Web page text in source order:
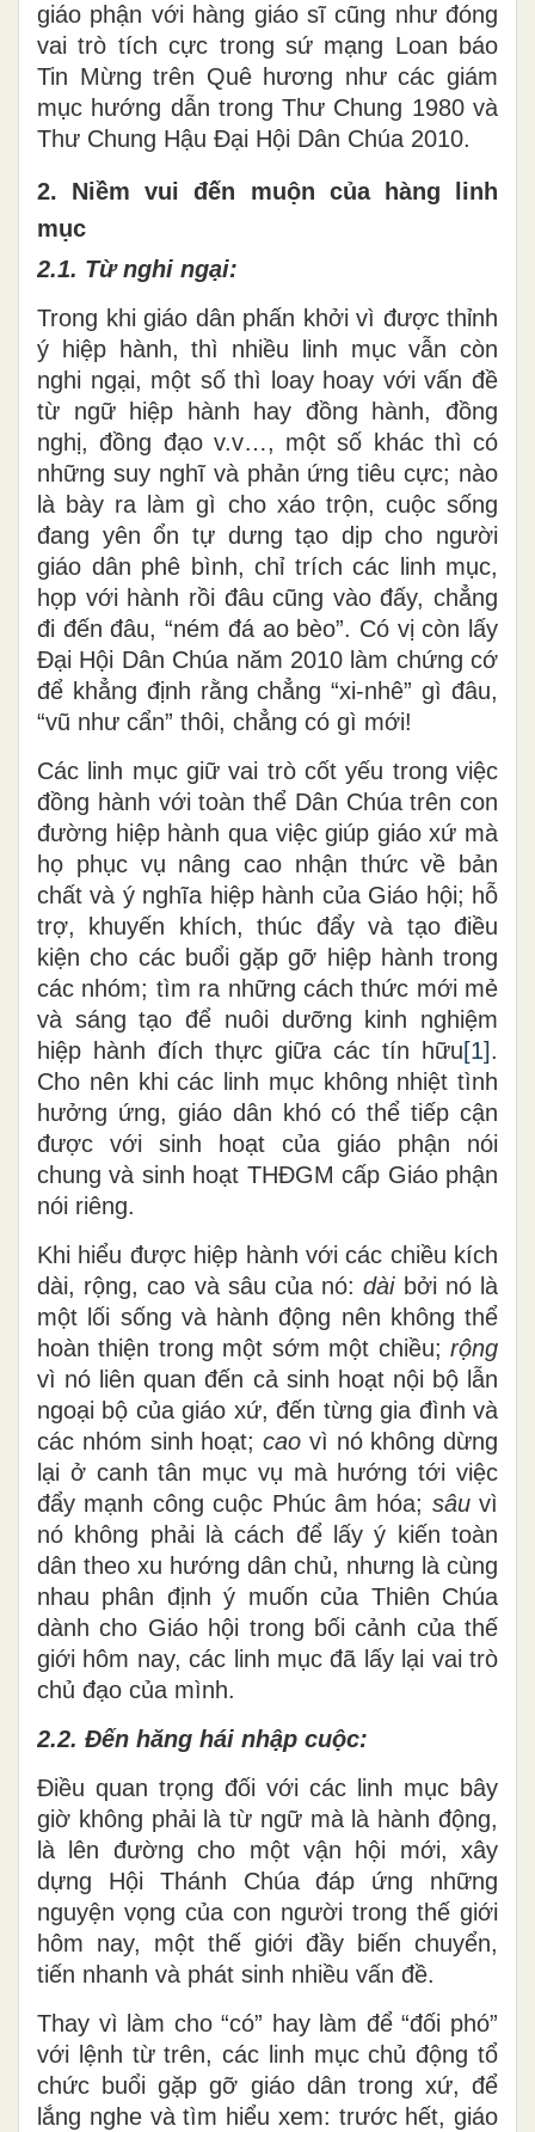
giáo phận với hàng giáo sĩ cũng như đóng
vai trò tích cực trong sứ mạng Loan báo
Tin Mừng trên Quê hương như các giám
mục hướng dẫn trong Thư Chung 1980 và
Thư Chung Hậu Đại Hội Dân Chúa 2010.
2. Niềm vui đến muộn của hàng linh
mục
2.1. Từ nghi ngại:
Trong khi giáo dân phấn khởi vì được thỉnh
ý hiệp hành, thì nhiều linh mục vẫn còn
nghi ngại, một số thì loay hoay với vấn đề
từ ngữ hiệp hành hay đồng hành, đồng
nghị, đồng đạo v.v…, một số khác thì có
những suy nghĩ và phản ứng tiêu cực; nào
là bày ra làm gì cho xáo trộn, cuộc sống
đang yên ổn tự dưng tạo dịp cho người
giáo dân phê bình, chỉ trích các linh mục,
họp với hành rồi đâu cũng vào đấy, chẳng
đi đến đâu, “ném đá ao bèo”. Có vị còn lấy
Đại Hội Dân Chúa năm 2010 làm chứng cớ
để khẳng định rằng chẳng “xi-nhê” gì đâu,
“vũ như cẩn” thôi, chẳng có gì mới!
Các linh mục giữ vai trò cốt yếu trong việc
đồng hành với toàn thể Dân Chúa trên con
đường hiệp hành qua việc giúp giáo xứ mà
họ phục vụ nâng cao nhận thức về bản
chất và ý nghĩa hiệp hành của Giáo hội; hỗ
trợ, khuyến khích, thúc đẩy và tạo điều
kiện cho các buổi gặp gỡ hiệp hành trong
các nhóm; tìm ra những cách thức mới mẻ
và sáng tạo để nuôi dưỡng kinh nghiệm
hiệp hành đích thực giữa các tín hữu[1].
Cho nên khi các linh mục không nhiệt tình
hưởng ứng, giáo dân khó có thể tiếp cận
được với sinh hoạt của giáo phận nói
chung và sinh hoạt THĐGM cấp Giáo phận
nói riêng.
Khi hiểu được hiệp hành với các chiều kích
dài, rộng, cao và sâu của nó:dài bởi nó là
một lối sống và hành động nên không thể
hoàn thiện trong một sớm một chiều; rộng
vì nó liên quan đến cả sinh hoạt nội bộ lẫn
ngoại bộ của giáo xứ, đến từng gia đình và
các nhóm sinh hoạt; cao vì nó không dừng
lại ở canh tân mục vụ mà hướng tới việc
đẩy mạnh công cuộc Phúc âm hóa; sâu vì
nó không phải là cách để lấy ý kiến toàn
dân theo xu hướng dân chủ, nhưng là cùng
nhau phân định ý muốn của Thiên Chúa
dành cho Giáo hội trong bối cảnh của thế
giới hôm nay, các linh mục đã lấy lại vai trò
chủ đạo của mình.
2.2. Đến hăng hái nhập cuộc:
Điều quan trọng đối với các linh mục bây
giờ không phải là từ ngữ mà là hành động,
là lên đường cho một vận hội mới, xây
dựng Hội Thánh Chúa đáp ứng những
nguyện vọng của con người trong thế giới
hôm nay, một thế giới đầy biến chuyển,
tiến nhanh và phát sinh nhiều vấn đề.
Thay vì làm cho “có” hay làm để “đối phó”
với lệnh từ trên, các linh mục chủ động tổ
chức buổi gặp gỡ giáo dân trong xứ, để
lắng nghe và tìm hiểu xem: trước hết, giáo